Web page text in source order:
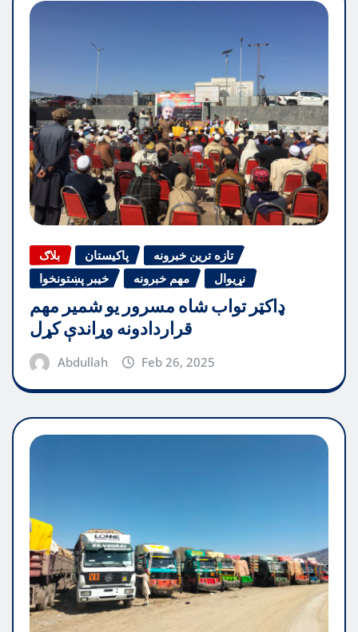
بلاګ پاکیستان
تازه ترین خبرونه
خیبر پښتونخوا
مهم خبرونه نړیوال
ډاکټر تواب شاه مسرور یو شمیر مهم
قراردادونه وړاندې کړل
Abdullah Feb 26, 2025